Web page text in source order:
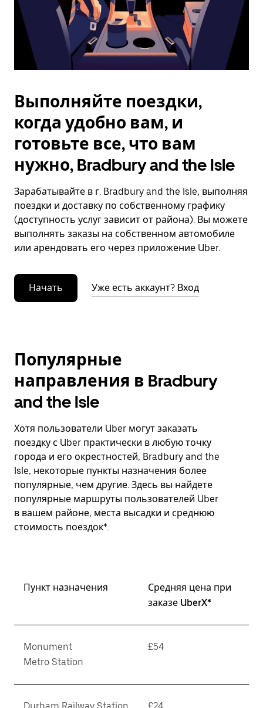
Выполняйте поездки,
когда удобно вам, и
готовьте все, что вам
нужно, Bradbury and the Isle
Зарабатывайте в г. Bradbury and the Isle, выполняя
поездки и доставку по собственному графику
(доступность услуг зависит от района). Вы можете
выполнять заказы на собственном автомобиле
или арендовать его через приложение Uber.
Начать Уже есть аккаунт? Вход
Популярные
направления в Bradbury
and the Isle
Хотя пользователи Uber могут заказать
поездку с Uber практически в любую точку
города и его окрестностей, Bradbury and the
Isle, некоторые пункты назначения более
популярные, чем другие. Здесь вы найдете
популярные маршруты пользователей Uber
в вашем районе, места высадки и среднюю
стоимость поездок*.
Пункт назначения
Средняя цена при
заказе UberX*
Monument
Metro Station
£54